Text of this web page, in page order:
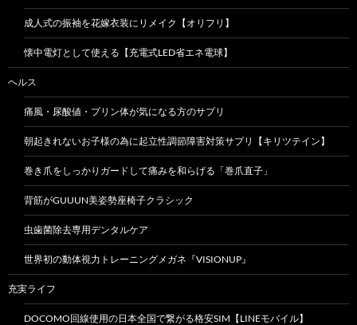
成人式の振袖を花嫁衣装にリメイク【オリフリ】
懐中電灯として使える【充電式LED省エネ電球】
ヘルス
痛風・尿酸値・プリン体が気になる方のサプリ
朝起きれないお子様の為に起立性調節障害対策サプリ【キリツテイン】
巻き爪をしっかりガードして痛みを和らげる「巻爪直子」
背筋がGUUUN美姿勢座椅子クラシック
虫歯菌除去専用デンタルケア
世界初の動体視力トレーニングメガネ『VISIONUP』
充実ライフ
DOCOMO回線使用の日本全国で繋がる格安SIM【LINEモバイル】